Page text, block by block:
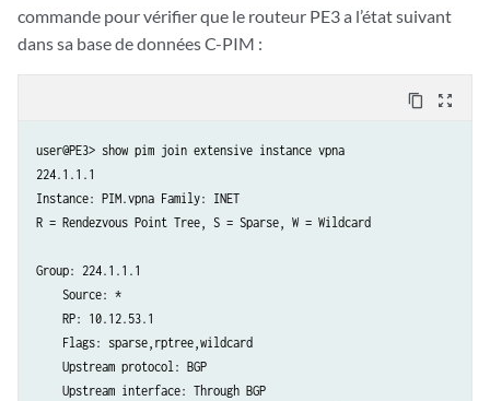
commande pour vérifier que le routeur PE3 a l’état suivant
dans sa base de données C-PIM :
content_copy zoom_out_map
user@PE3> show pim join extensive instance vpna
224.1.1.1
Instance: PIM.vpna Family: INET
R = Rendezvous Point Tree, S = Sparse, W = Wildcard
Group: 224.1.1.1
    Source: *
    RP: 10.12.53.1
    Flags: sparse,rptree,wildcard
    Upstream protocol: BGP
    Upstream interface: Through BGP